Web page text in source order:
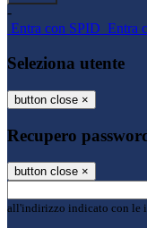
-
Entra con SPID Entra
Seleziona utente
button close ×
Recupero
button close ×
all'indirizzo indicato con le